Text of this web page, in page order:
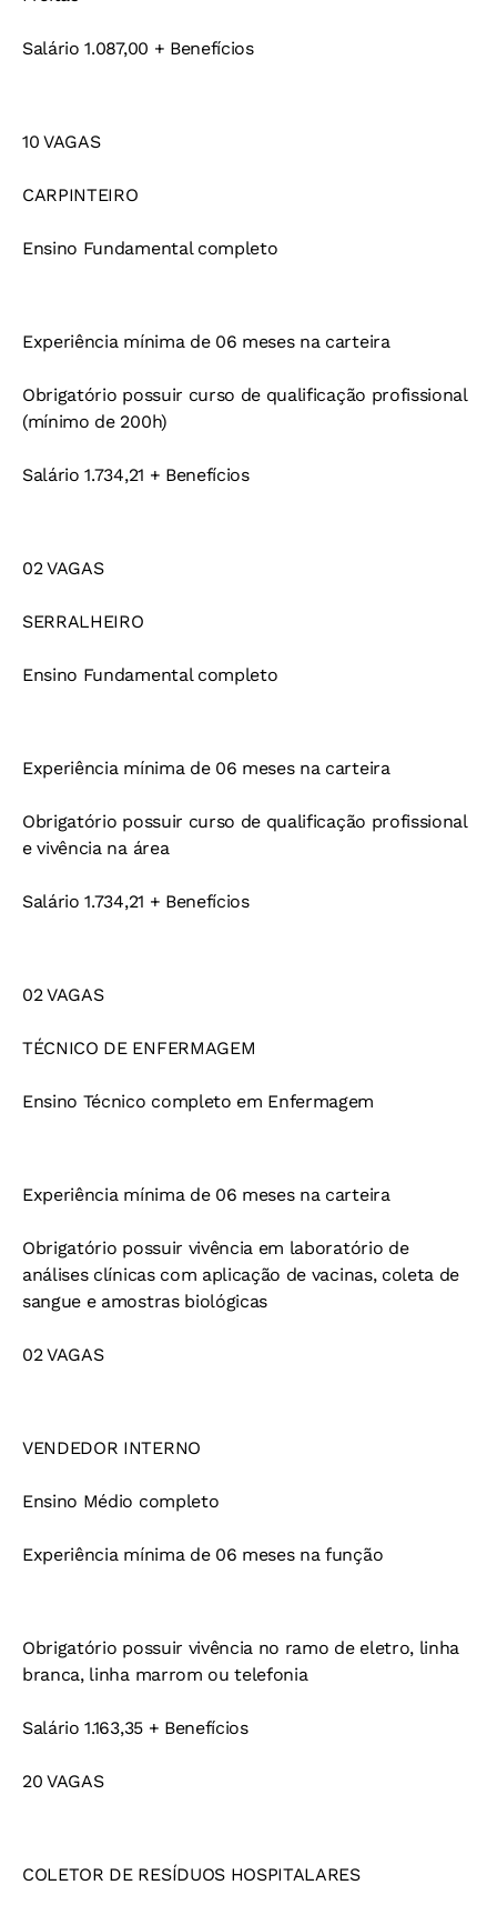
Salário 1.087,00 + Benefícios
10 VAGAS
CARPINTEIRO
Ensino Fundamental completo
Experiência mínima de 06 meses na carteira
Obrigatório possuir curso de qualificação profissional
(mínimo de 200h)
Salário 1.734,21 + Benefícios
02 VAGAS
SERRALHEIRO
Ensino Fundamental completo
Experiência mínima de 06 meses na carteira
Obrigatório possuir curso de qualificação profissional
e vivência na área
Salário 1.734,21 + Benefícios
02 VAGAS
TÉCNICO DE ENFERMAGEM
Ensino Técnico completo em Enfermagem
Experiência mínima de 06 meses na carteira
Obrigatório possuir vivência em laboratório de
análises clínicas com aplicação de vacinas, coleta de
sangue e amostras biológicas
02 VAGAS
VENDEDOR INTERNO
Ensino Médio completo
Experiência mínima de 06 meses na função
Obrigatório possuir vivência no ramo de eletro, linha
branca, linha marrom ou telefonia
Salário 1.163,35 + Benefícios
20 VAGAS
COLETOR DE RESÍDUOS HOSPITALARES